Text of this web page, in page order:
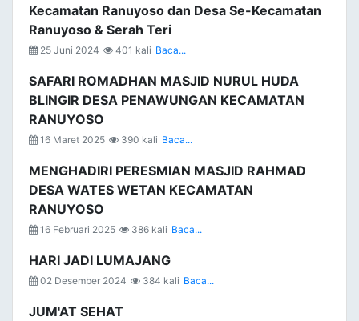
Kecamatan Ranuyoso dan Desa Se-Kecamatan
Ranuyoso & Serah Teri
25 Juni 2024 401 kali Baca...
SAFARI ROMADHAN MASJID NURUL HUDA
BLINGIR DESA PENAWUNGAN KECAMATAN
RANUYOSO
16 Maret 2025 390 kali Baca...
MENGHADIRI PERESMIAN MASJID RAHMAD
DESA WATES WETAN KECAMATAN
RANUYOSO
16 Februari 2025 386 kali Baca...
HARI JADI LUMAJANG
02 Desember 2024 384 kali Baca...
JUM'AT SEHAT